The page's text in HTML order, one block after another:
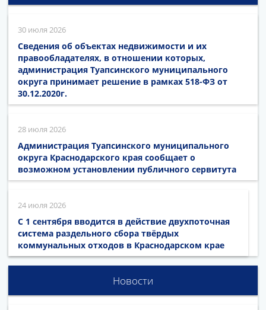
30 июля 2026
Сведения об объектах недвижимости и их
правообладателях, в отношении которых,
администрация Туапсинского муниципального
округа принимает решение в рамках 518-ФЗ от
30.12.2020г.
28 июля 2026
Администрация Туапсинского муниципального
округа Краснодарского края сообщает о
возможном установлении публичного сервитута
24 июля 2026
С 1 сентября вводится в действие двухпоточная
система раздельного сбора твёрдых
коммунальных отходов в Краснодарском крае
Новости